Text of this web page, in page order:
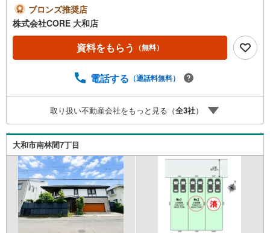
円で立地も充実のニーズの高い土地です。＝＝＝＝＝＝＝
＝＝＝＝＝＝＝＝＝＝＝＝＝＝＝＝＝＝＝＝＝＝＝●フェア
ー期間中に物件のお問い合わせをして頂いたお客様にギフ
トカード1000円分プレゼント♪●ご案内に参加して頂いたお
客様にはギフトカード4000円分プレゼント♪合計5000円分
所・お ・メールアドレス必須）※詳細は当社営業スタッフ
っております。ぜひお気軽にご連絡下さい！現地を見学さ
れる場合は「室内・現地を見学する（無料）」ボタンより
ご希望の日時をご記入いただけますとスムーズにご案内が
可能です。＝＝＝＝＝＝＝＝＝＝＝＝＝＝＝＝＝＝＝＝＝
＝＝＝＝＝＝＝＝＝
ブロンズ推奨店
株式会社CORE 大和店
資料をもらう （無料）
電話する （通話料無料）
取り扱い不動産会社をもっと見る（全3社）
大和市南林間7丁目